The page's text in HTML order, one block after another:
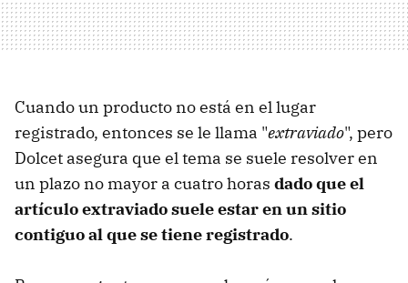
Cuando un producto no está en el lugar
registrado, entonces se le llama "extraviado", pero
Dolcet asegura que el tema se suele resolver en
un plazo no mayor a cuatro horas dado que el
artículo extraviado suele estar en un sitio
contiguo al que se tiene registrado.